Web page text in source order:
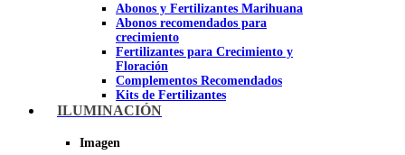
Abonos y Fertilizantes Marihuana
Abonos recomendados para
crecimiento
Fertilizantes para Crecimiento y
Floración
Complementos Recomendados
Kits de Fertilizantes
ILUMINACIÓN
Imagen